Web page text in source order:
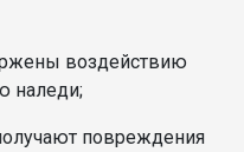
воздействию
наледи;
повреждения